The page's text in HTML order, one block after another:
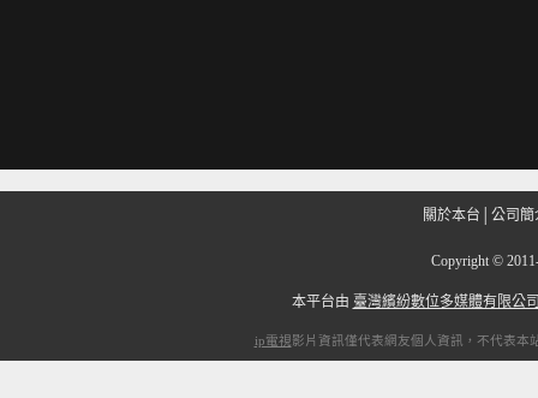
關於本台 公司簡
Copyright ©
本平台由 臺灣繽紛數位多媒體有限公
ip電視影片資訊僅代表網友個人資訊，不代表本